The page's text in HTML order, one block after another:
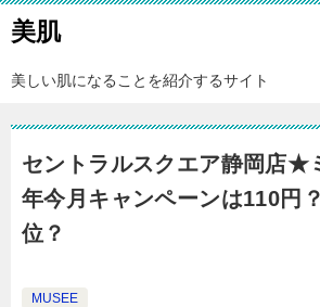
美肌
美しい肌になることを紹介するサイト
セントラルスクエア静岡店★
年今月キャンペーンは110円
位？
MUSEE